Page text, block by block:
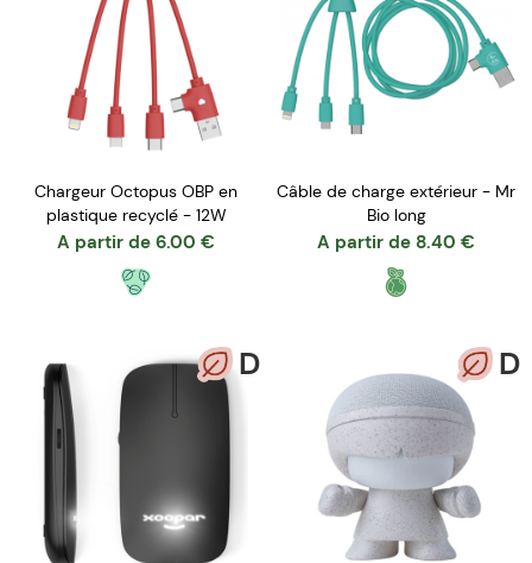
Chargeur Octopus OBP en
plastique recyclé - 12W
A partir de 6.00 €
Câble de charge extérieur - Mr
Bio long
A partir de 8.40 €
D D